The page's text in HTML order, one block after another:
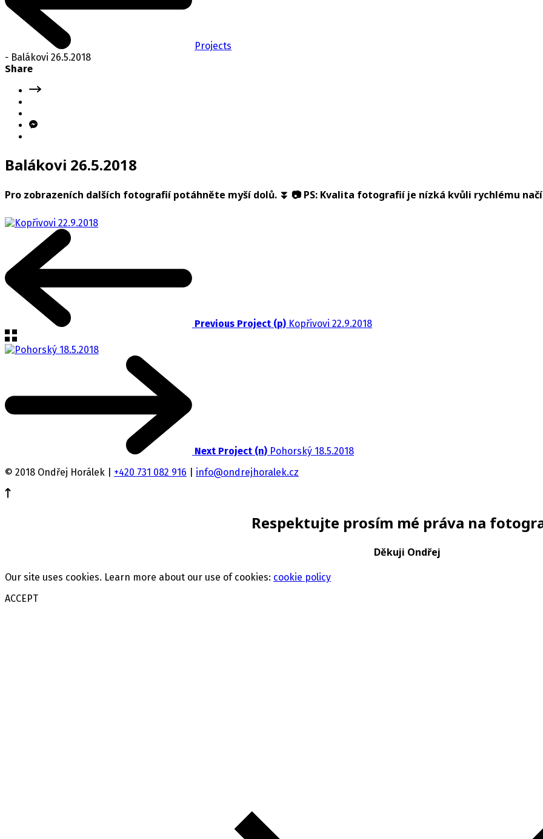
Projects
- Balákovi 26.5.2018
Share
Balákovi 26.5.2018
Pro zobrazeních dalších fotografií potáhněte myší dolů. ⏬ 📷 PS: Kvalita fotografií je nízká kvůli rychlému
Previous Project (p) Kopřivovi 22.9.2018
Next Project (n) Pohorský 18.5.2018
© 2018 Ondřej Horálek | +420 731 082 916 info@ondrejhoralek.cz
Respektujte prosím mé práva na
Děkuji Ondřej
Our site uses cookies. Learn more about our use of cookies: cookie policy
ACCEPT